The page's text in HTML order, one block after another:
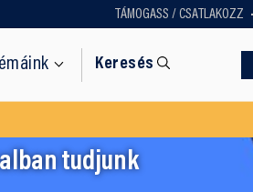
TÁMOGASS / CSATLAKOZZ
Keresés
tudjunk